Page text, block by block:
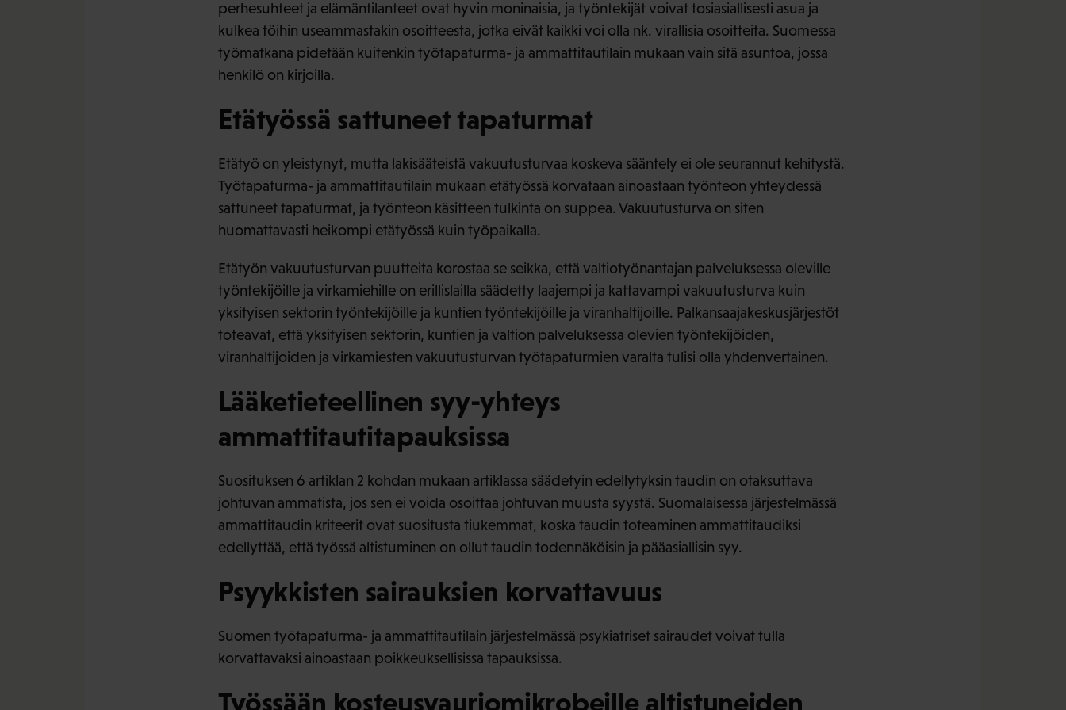
perhesuhteet ja elämäntilanteet ovat hyvin moninaisia, ja työntekijät voivat tosiasiallisesti asua ja
kulkea töihin useammastakin osoitteesta, jotka eivät kaikki voi olla nk. virallisia osoitteita. Suomessa
työmatkana pidetään kuitenkin työtapaturma- ja ammattitautilain mukaan vain sitä asuntoa, jossa
henkilö on kirjoilla.
Etätyössä sattuneet tapaturmat
Etätyö on yleistynyt, mutta lakisääteistä vakuutusturvaa koskeva sääntely ei ole seurannut kehitystä.
Työtapaturma- ja ammattitautilain mukaan etätyössä korvataan ainoastaan työnteon yhteydessä
sattuneet tapaturmat, ja työnteon käsitteen tulkinta on suppea. Vakuutusturva on siten
huomattavasti heikompi etätyössä kuin työpaikalla.
Etätyön vakuutusturvan puutteita korostaa se seikka, että valtiotyönantajan palveluksessa oleville
työntekijöille ja virkamiehille on erillislailla säädetty laajempi ja kattavampi vakuutusturva kuin
yksityisen sektorin työntekijöille ja kuntien työntekijöille ja viranhaltijoille. Palkansaajakeskusjärjestöt
toteavat, että yksityisen sektorin, kuntien ja valtion palveluksessa olevien työntekijöiden,
viranhaltijoiden ja virkamiesten vakuutusturvan työtapaturmien varalta tulisi olla yhdenvertainen.
Lääketieteellinen syy-yhteys
ammattitautitapauksissa
Suosituksen 6 artiklan 2 kohdan mukaan artiklassa säädetyin edellytyksin taudin on otaksuttava
johtuvan ammatista, jos sen ei voida osoittaa johtuvan muusta syystä. Suomalaisessa järjestelmässä
ammattitaudin kriteerit ovat suositusta tiukemmat, koska taudin toteaminen ammattitaudiksi
edellyttää, että työssä altistuminen on ollut taudin todennäköisin ja pääasiallisin syy.
Psyykkisten sairauksien korvattavuus
Suomen työtapaturma- ja ammattitautilain järjestelmässä psykiatriset sairaudet voivat tulla
korvattavaksi ainoastaan poikkeuksellisissa tapauksissa.
Työssään kosteusvauriomikrobeille altistuneiden